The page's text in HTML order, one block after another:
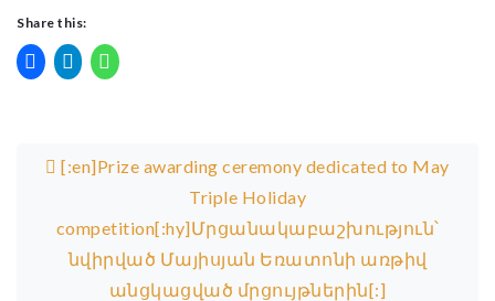
Share this:
[:en]Prize awarding ceremony dedicated to May
Triple Holiday
competition[:hy]Մրցանակաբաշխություն՝
նվիրված Մայիսյան Եռատոնի առթիվ
անցկացված մրցույթներին[:]